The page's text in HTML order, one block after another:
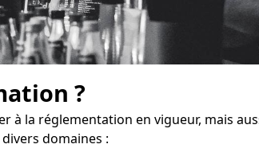
?
à la réglementation en vigueur, mais
domaines :